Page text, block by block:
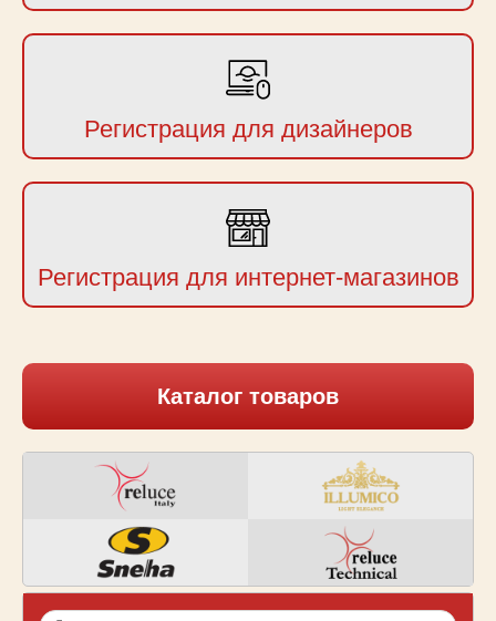
Регистрация для дизайнеров
Регистрация для интернет-магазинов
Каталог товаров